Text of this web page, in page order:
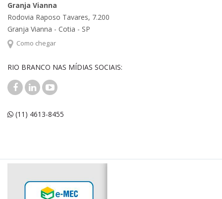
Granja Vianna
Rodovia Raposo Tavares, 7.200
Granja Vianna - Cotia - SP
Como chegar
RIO BRANCO NAS MÍDIAS SOCIAIS:
(11) 4613-8455